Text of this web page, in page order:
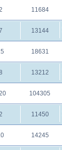
11684
13144
18631
13212
104305
11450
14245